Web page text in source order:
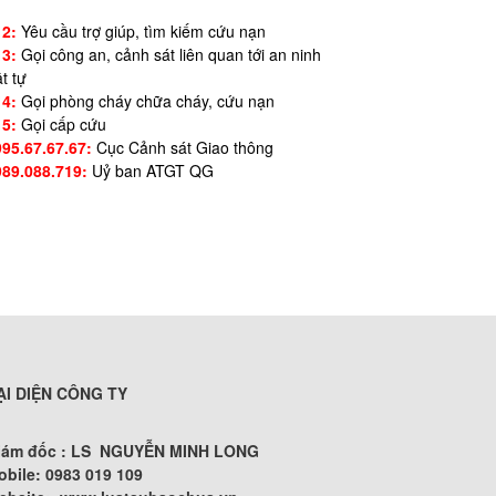
Yêu cầu trợ giúp, tìm kiếm cứu nạn
Gọi công an, cảnh sát liên quan tới an ninh
tự
Gọi phòng cháy chữa cháy, cứu nạn
Gọi cấp cứu
Cục Cảnh sát Giao thông
Uỷ ban ATGT QG
DIỆN CÔNG TY
đốc : LS NGUYỄN MINH LONG
0983 019 109